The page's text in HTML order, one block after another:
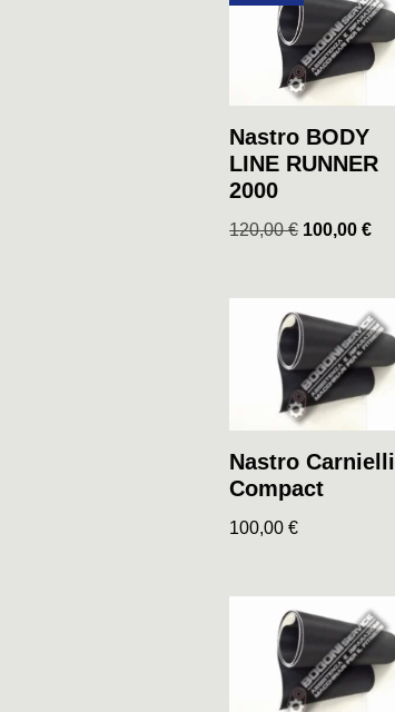
Nastro BODY
LINE RUNNER
2000
120,00€ 100,00€
Nastro Carnielli
Compact
100,00€